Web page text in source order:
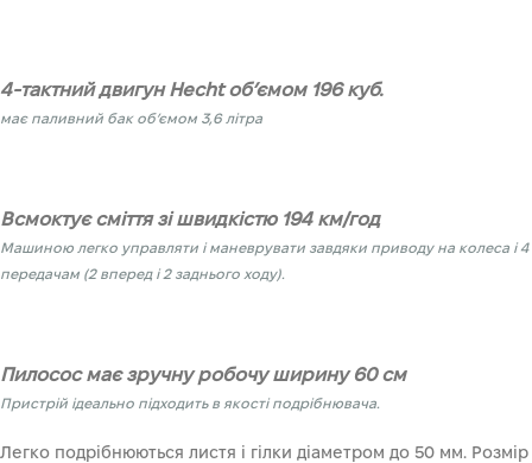
4-тактний двигун Hecht об’ємом 196 куб.
має паливний бак об’ємом 3,6 літра
Всмоктує сміття зі швидкістю 194 км/год
Машиною легко управляти і маневрувати завдяки приводу на колеса і 4
передачам (2 вперед і 2 заднього ходу).
Пилосос має зручну робочу ширину 60 см
Пристрій ідеально підходить в якості подрібнювача.
Легко подрібнюються листя і гілки діаметром до 50 мм. Розмір